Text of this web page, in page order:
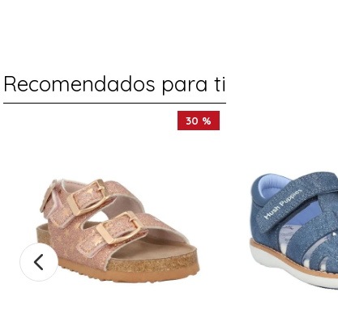
Recomendados para ti
30 %